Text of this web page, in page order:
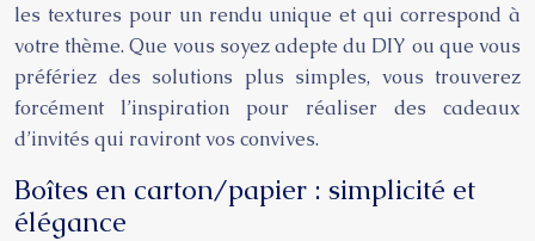
les textures pour un rendu unique et qui correspond à
votre thème. Que vous soyez adepte du DIY ou que vous
préfériez des solutions plus simples, vous trouverez
forcément l’inspiration pour réaliser des cadeaux
d’invités qui raviront vos convives.
Boîtes en carton/papier : simplicité et
élégance